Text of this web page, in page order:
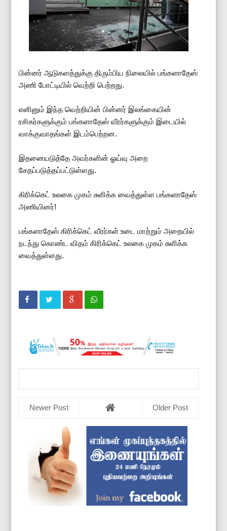
பின்னர் ஆடுகளத்துக்கு திரும்பிய நிலையில் பங்களாதேஸ்
அணி போட்டியில் வெற்றி பெற்றது.
எனினும் இந்த வெற்றியின் பின்னர் இலங்கையின்
ரசிகர்களுக்கும் பங்களாதேஸ் வீரர்களுக்கும் இடையில்
வாக்குவாதங்கள் இடம்பெற்றன.
இதனையடுத்தே அவர்களின் ஓய்வு அறை
சேதப்படுத்தப்பட்டுள்ளது.
கிரிக்கெட் உலகை முகம் சுளிக்க வைத்துள்ள பங்களாதேஸ்
அணியினர்!
பங்களாதேஸ் கிரிக்கெட் வீரர்கள் உடை மாற்றும் அறையில்
நடந்து கொண்ட விதம் கிரிக்கெட் உலகை முகம் சுளிக்க
வைத்துள்ளது.
Newer Post Older Post